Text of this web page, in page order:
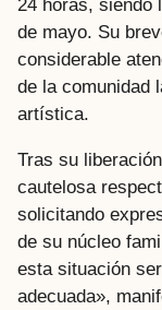
24 horas, siendo
de mayo. Su
considerable
de la comunidad
artística.
Tras su
cautelosa
solicitando
de su núcleo
esta situación
adecuada»,